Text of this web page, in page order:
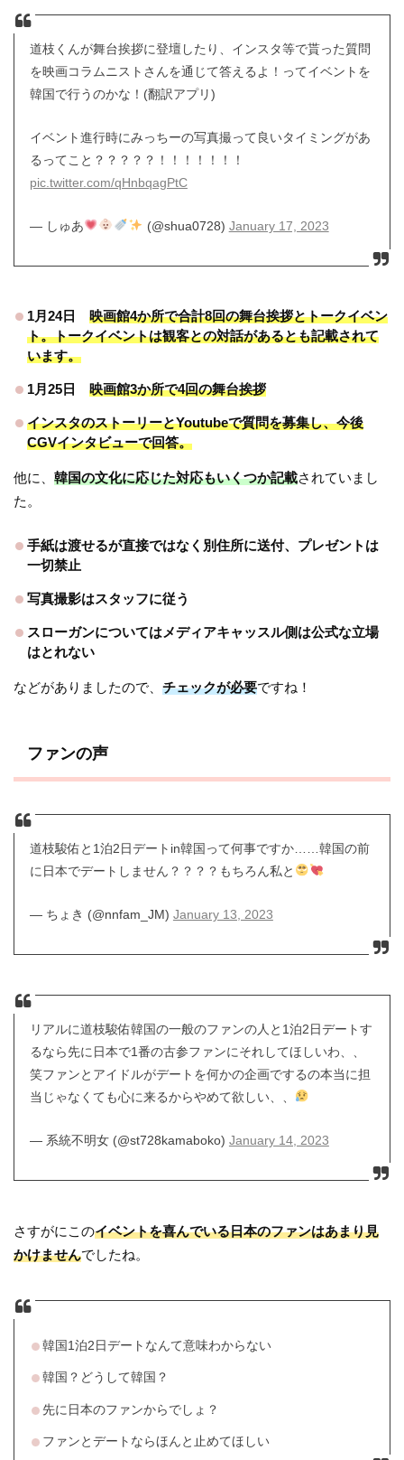
道枝くんが舞台挨拶に登壇したり、インスタ等で貰った質問
を映画コラムニストさんを通じて答えるよ！ってイベントを
韓国で行うのかな！(翻訳アプリ)
イベント進行時にみっちーの写真撮って良いタイミングがあ
るってこと？？？？？！！！！！！！
pic.twitter.com/qHnbqagPtC
— しゅあ (@shua0728) January 17, 2023
1月24日
映画館4か所で合計8回の舞台挨拶とトークイベン
ト。トークイベントは観客との対話があるとも記載されて
います。
1月25日 映画館3か所で4回の舞台挨拶
インスタのストーリーとYoutubeで質問を募集し、今後
CGVインタビューで回答。
他に、韓国の文化に応じた対応もいくつか記載されていまし
た。
手紙は渡せるが直接ではなく別住所に送付、プレゼントは
一切禁止
写真撮影はスタッフに従う
スローガンについてはメディアキャッスル側は公式な立場
はとれない
などがありましたので、チェックが必要ですね！
ファンの声
道枝駿佑と1泊2日デートin韓国って何事ですか……韓国の前
に日本でデートしません？？？？もちろん私と
— ちょき (@nnfam_JM) January 13, 2023
リアルに道枝駿佑韓国の一般のファンの人と1泊2日デートす
るなら先に日本で1番の古参ファンにそれしてほしいわ、、
笑ファンとアイドルがデートを何かの企画でするの本当に担
当じゃなくても心に来るからやめて欲しい、、
— 系統不明女 (@st728kamaboko) January 14, 2023
さすがにこのイベントを喜んでいる日本のファンはあまり見
かけませんでしたね。
韓国1泊2日デートなんて意味わからない
韓国？どうして韓国？
先に日本のファンからでしょ？
ファンとデートならほんと止めてほしい